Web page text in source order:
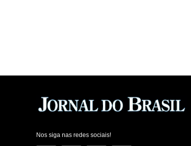
Nos siga nas redes sociais!